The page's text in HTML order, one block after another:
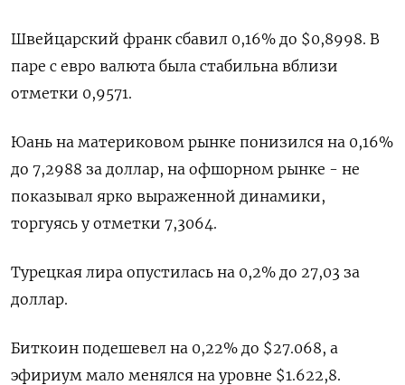
Швейцарский франк сбавил 0,16% до $0,8998​. В
паре с евро валюта была стабильна вблизи
отметки 0,9571.
Юань на материковом рынке понизился на 0,16%
до 7,2988​ за доллар, на офшорном рынке - не
показывал ярко выраженной динамики,
торгуясь у отметки 7,3064.
Турецкая лира опустилась на 0,2% до 27,03 за
доллар.
Биткоин подешевел на 0,22% до $27.068, а
эфириум мало менялся на уровне $1.622,8.